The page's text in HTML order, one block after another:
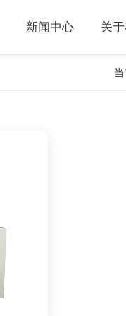
新闻中心 关